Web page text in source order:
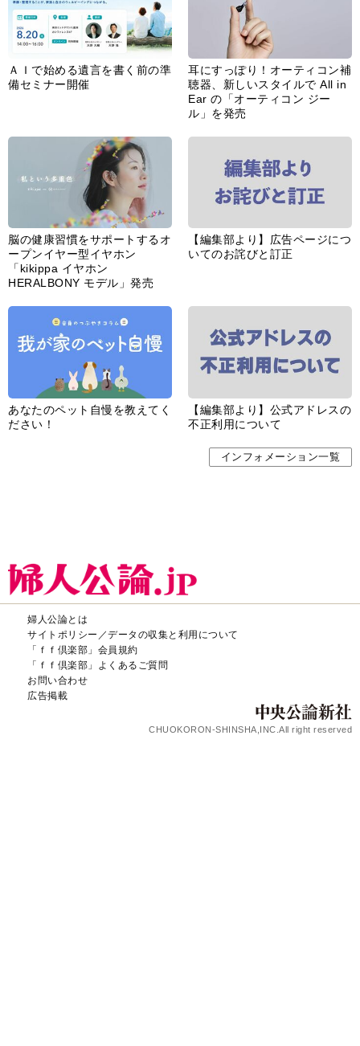
ＡＩで始める遺言を書く前の準
備セミナー開催
耳にすっぽり！オーティコン補
聴器、新しいスタイルで All in
Ear の「オーティコン ジー
ル」を発売
脳の健康習慣をサポートするオ
ープンイヤー型イヤホン
「kikippa イヤホン
HERALBONY モデル」発売
【編集部より】広告ページにつ
いてのお詫びと訂正
あなたのペット自慢を教えてく
ださい！
【編集部より】公式アドレスの
不正利用について
インフォメーション一覧
婦人公論とは
サイトポリシー／データの収集と利用について
「ｆｆ倶楽部」会員規約
「ｆｆ倶楽部」よくあるご質問
お問い合わせ
広告掲載
CHUOKORON-SHINSHA,INC.All right reserved